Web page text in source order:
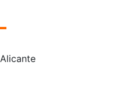
Alicante